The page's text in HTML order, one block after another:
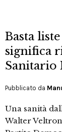
Basta
significa
Sanitario
Pubblicato da
Una sanità
Walter